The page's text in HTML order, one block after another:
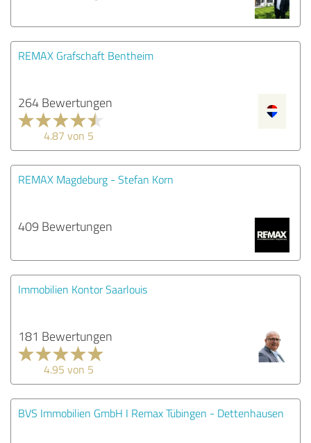
REMAX Grafschaft Bentheim
264 Bewertungen
4.87 von 5
REMAX Magdeburg - Stefan Korn
409 Bewertungen
Immobilien Kontor Saarlouis
181 Bewertungen
4.95 von 5
BVS Immobilien GmbH I Remax Tübingen - Dettenhausen